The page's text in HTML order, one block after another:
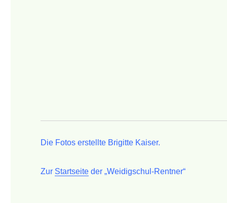
Die Fotos erstellte Brigitte Kaiser.
Zur Startseite der „Weidigschul-Rentner“